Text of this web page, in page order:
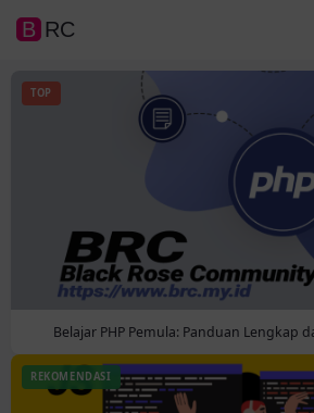
BRC
TOP
Belajar PHP Pemula: Panduan Lengkap
REKOMENDASI